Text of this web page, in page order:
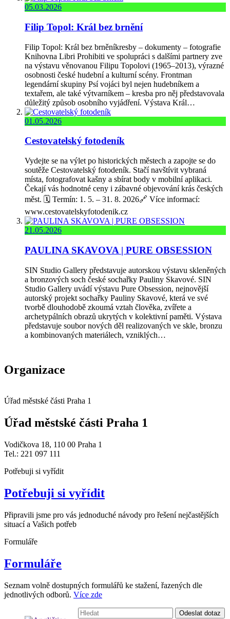
05.03.2026
Filip Topol: Král bez brnění
Filip Topol: Král bez brněníkresby – dokumenty – fotografie
Knihovna Libri Prohibiti ve spolupráci s dalšími partnery zve
na výstavu věnovanou Filipu Topolovi (1965–2013), výrazné
osobnosti české hudební a kulturní scény. Frontman
legendární skupiny Psí vojáci byl nejen hudebníkem a
textařem, ale také výtvarníkem – kresba pro něj představovala
důležitý způsob osobního vyjádření. Výstava Král…
01.05.2026
Cestovatelský fotodeník
Vydejte se na výlet po historických městech a zapojte se do
soutěže Cestovatelský fotodeník. Stačí navštívit vybraná
místa, fotografovat kašny a sbírat body v mobilní aplikaci.
Čekají vás hodnotné ceny i zábavné objevování krás českých
měst. 🗓️ Termín: 1. 5. – 31. 8. 2026🔗 Více informací:
www.cestovatelskyfotodenik.cz
21.05.2026
PAULINA SKAVOVA | PURE OBSESSION
SIN Studio Gallery představuje autorskou výstavu skleněných
a bronzových soch české sochařky Pauliny Skavové. SIN
Studio Gallery uvádí výstavu Pure Obsession, nejnovější
autorský projekt sochařky Pauliny Skavové, která ve své
tvorbě dlouhodobě zkoumá vztah člověka, zvířete a
archetypálních obrazů ukrytých v kolektivní paměti. Výstava
představuje soubor nových děl realizovaných ve skle, bronzu
a kombinovaných materiálech, vzniklých…
Organizace
Úřad městské části Praha 1
Úřad městské části Praha 1
Vodičkova 18, 110 00 Praha 1
Tel.: 221 097 111
Potřebuji si vyřídit
Potřebuji si vyřídit
Připravili jsme pro vás jednoduché návody pro řešení nejčastějších
situací a Vašich potřeb
Formuláře
Formuláře
Seznam volně dostupných formulářů ke stažení, řazených dle
jednotlivých odborů. Více zde
Vyhledávání:
Odeslat dotaz